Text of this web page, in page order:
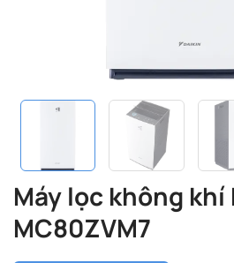
Máy lọc không khí
MC80ZVM7